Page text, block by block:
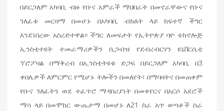
በይርጋለም አካባቢ ብዙ የቡና አምራች ማህበራት በመኖራቸውና የቡና
ገለፈቱ መርዛማ በመሆኑ በአካባቢ ብክለት ላይ ከፍተኛ ችግር
እንደነበረው አስረድተዋል፡፡ ችግር ለመፍታት የኢትዮጵያ ባዮ ቴክኖሎጅ
ኢንስቲተዩት ተመራማሪዎችን ሲጋብዝ የደብረብርሃን ዩኒቨርሲቲ
ፕሮፖዛል በማቅረብ በኢንስቲትዩቱ ድጋፍ በይርጋለም አካባቢ በ3
ቀበሌዎች ለምርምር የሚሆኑ ትሎችን በመለየት፣ በማባዛትና በመጠቀም
የቡና ገለፈትን ወደ ተፈጥሮ ማዳበሪያነት በመቀየርና በአርሶ አደሮች
ማሳ ላይ በመሞከር ውጤታማ በመሆኑ ለ21 ስራ አጥ ወጣቶች ስራ